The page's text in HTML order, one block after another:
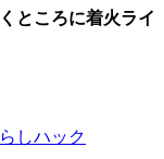
ところに着火ライ
しハック